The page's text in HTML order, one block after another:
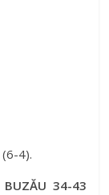
4).
BUZĂU 34-43